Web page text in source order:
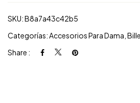
SKU:B8a7a43c42b5
Categorías:Accesorios Para Dama
Share :